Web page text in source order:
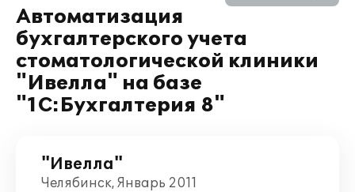
Автоматизация
бухгалтерского учета
стоматологической клиники
"Ивелла" на базе
"1С:Бухгалтерия 8"
"Ивелла"
Челябинск, Январь 2011